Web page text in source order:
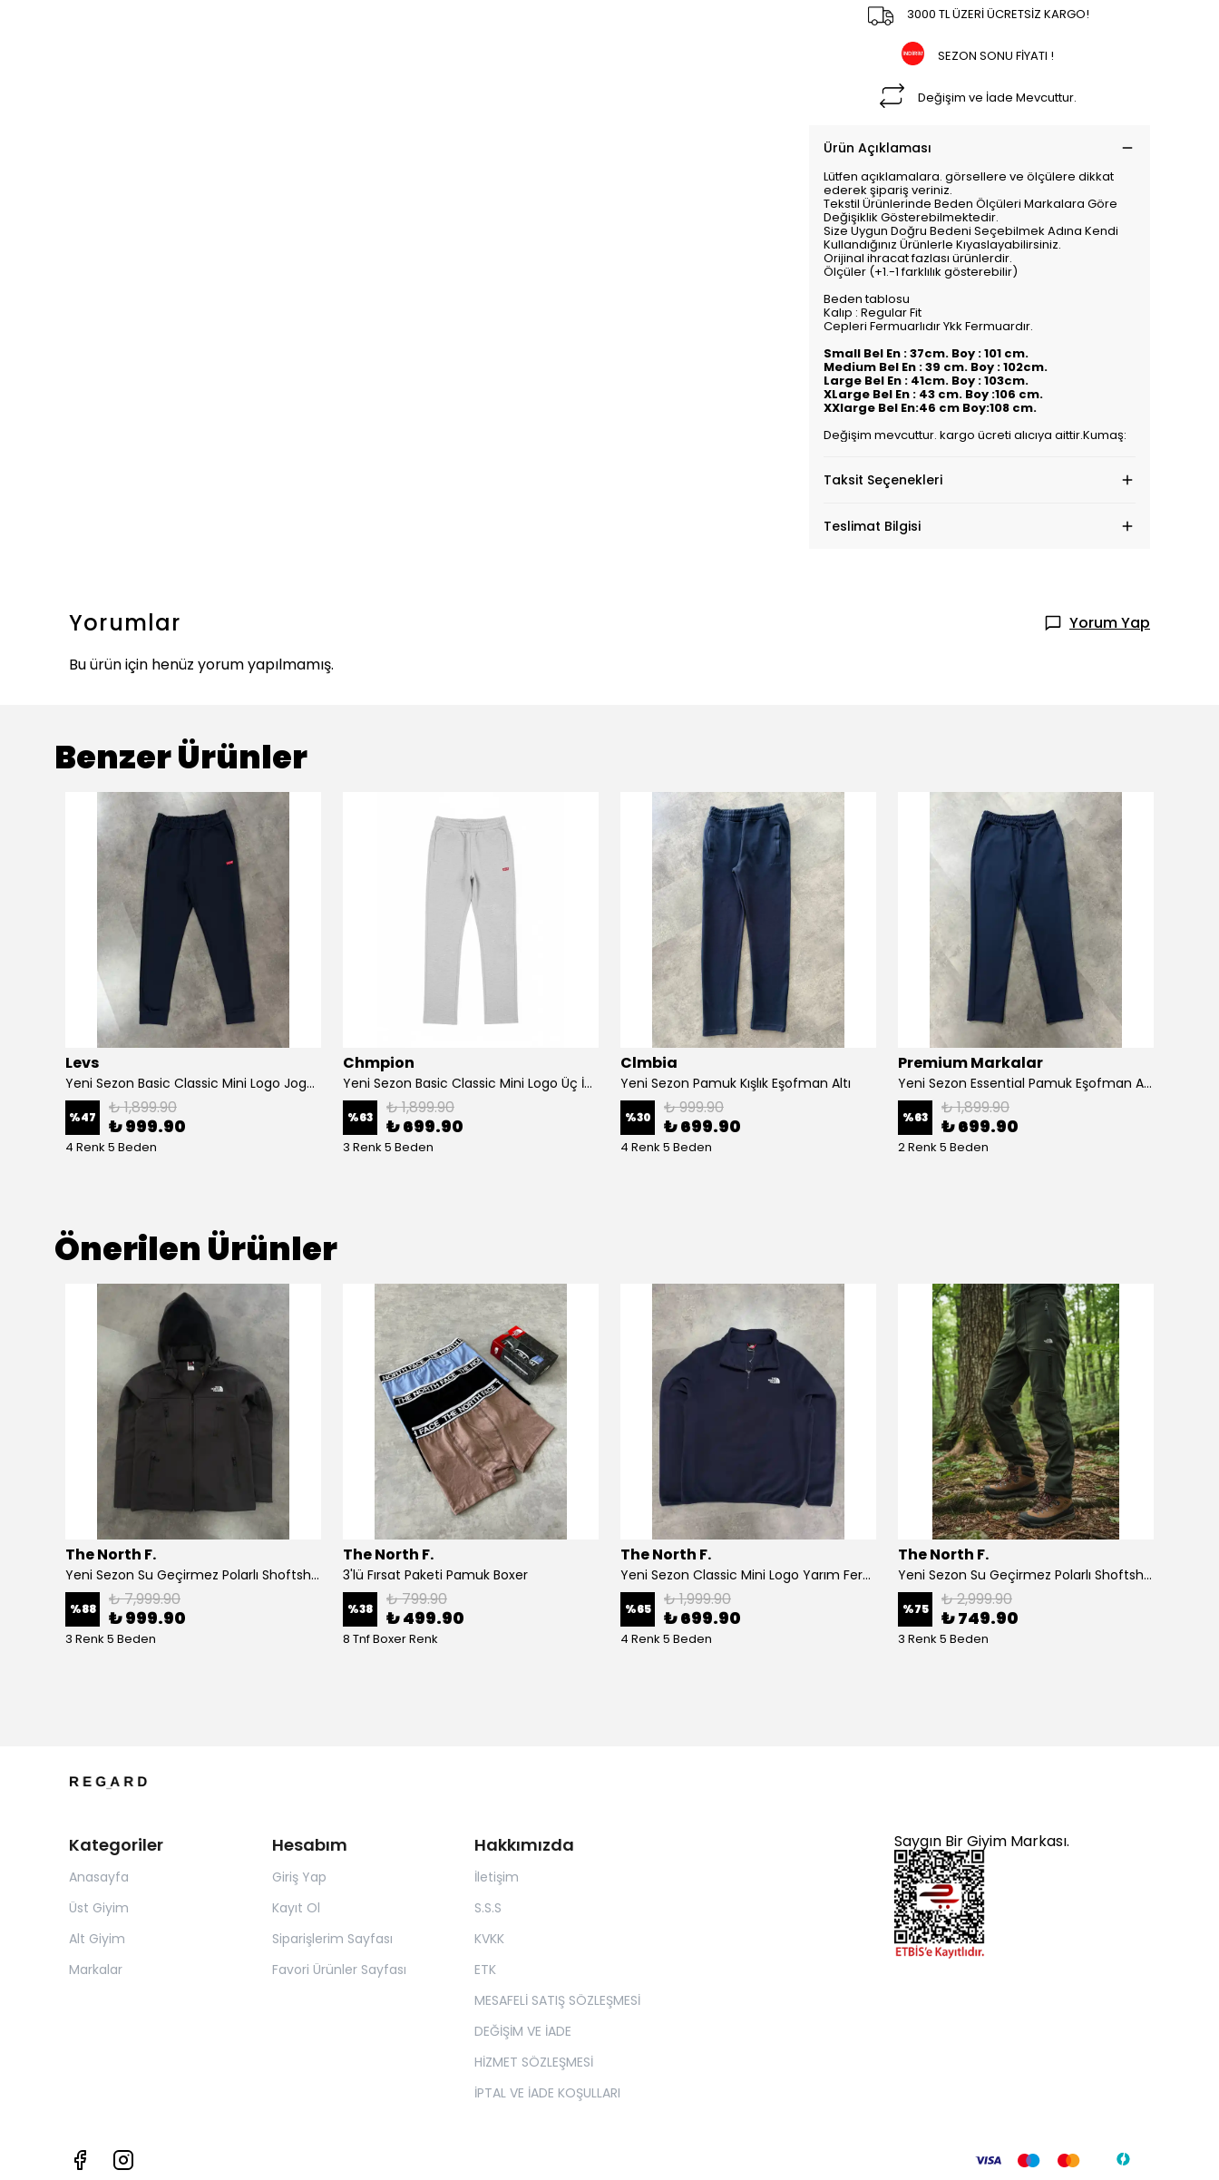
3000 TL ÜZERİ ÜCRETSİZ KARGO!
SEZON SONU FİYATI !
Değişim ve İade Mevcuttur.
Ürün Açıklaması
Lütfen açıklamalara. görsellere ve ölçülere dikkat
ederek şipariş veriniz.
Tekstil Ürünlerinde Beden Ölçüleri Markalara Göre
Değişiklik Gösterebilmektedir.
Size Uygun Doğru Bedeni Seçebilmek Adına Kendi
Kullandığınız Ürünlerle Kıyaslayabilirsiniz.
Orijinal ihracat fazlası ürünlerdir.
Ölçüler (+1.-1 farklılık gösterebilir)
Beden tablosu
Kalıp : Regular Fit
Cepleri Fermuarlıdır Ykk Fermuardır.
Small Bel En : 37cm. Boy : 101 cm.
Medium Bel En : 39 cm. Boy : 102cm.
Large Bel En : 41cm. Boy : 103cm.
XLarge Bel En : 43 cm. Boy :106 cm.
XXlarge Bel En:46 cm Boy:108 cm.
Değişim mevcuttur. kargo ücreti alıcıya aittir.Kumaş:
Taksit Seçenekleri
Teslimat Bilgisi
Yorumlar
Yorum Yap
Bu ürün için henüz yorum yapılmamış.
Benzer Ürünler
Levs
Yeni Sezon Basic Classic Mini Logo Jogger
%47 ₺ 1,899.90
₺ 999.90
4 Renk 5 Beden
Chmpion
Yeni Sezon Basic Classic Mini Logo Üç İplik Eşofman Altı
%63 ₺ 1,899.90
₺ 699.90
3 Renk 5 Beden
Clmbia
Yeni Sezon Pamuk Kışlık Eşofman Altı
%30 ₺ 999.90
₺ 699.90
4 Renk 5 Beden
Premium Markalar
Yeni Sezon Essential Pamuk Eşofman Altı
%63 ₺ 1,899.90
₺ 699.90
2 Renk 5 Beden
Önerilen Ürünler
The North F.
Yeni Sezon Su Geçirmez Polarlı Shoftshell Mont
%88 ₺ 7,999.90
₺ 999.90
3 Renk 5 Beden
The North F.
3'lü Fırsat Paketi Pamuk Boxer
%38 ₺ 799.90
₺ 499.90
8 Tnf Boxer Renk
The North F.
Yeni Sezon Classic Mini Logo Yarım Fermuarlı Polar
%65 ₺ 1,999.90
₺ 699.90
4 Renk 5 Beden
The North F.
Yeni Sezon Su Geçirmez Polarlı Shoftshell Pantolon
%75 ₺ 2,999.90
₺ 749.90
3 Renk 5 Beden
Kategoriler
Anasayfa
Üst Giyim
Alt Giyim
Markalar
Hesabım
Giriş Yap
Kayıt Ol
Siparişlerim Sayfası
Favori Ürünler Sayfası
Hakkımızda
İletişim
S.S.S
KVKK
ETK
MESAFELİ SATIŞ SÖZLEŞMESİ
DEĞİŞİM VE İADE
HİZMET SÖZLEŞMESİ
İPTAL VE İADE KOŞULLARI
Saygın Bir Giyim Markası.